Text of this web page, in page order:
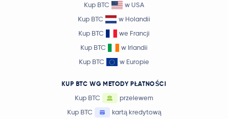
Kup BTC
w USA
Kup BTC
w Holandii
Kup BTC
we Francji
Kup BTC
w Irlandii
Kup BTC
w Europie
KUP BTC WG METODY PŁATNOŚCI
Kup BTC
przelewem
Kup BTC
kartą kredytową